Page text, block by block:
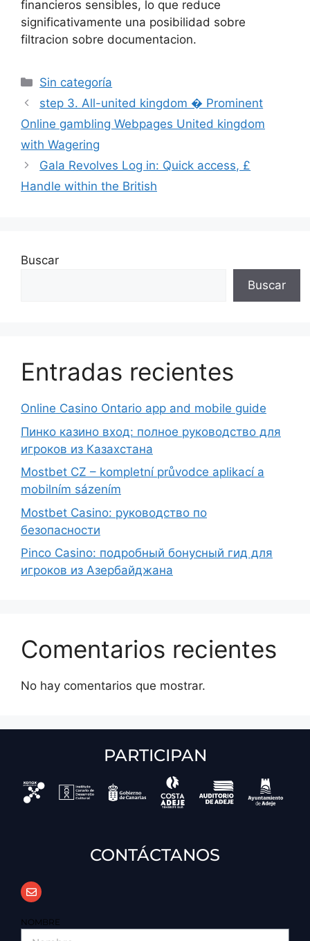
financieros sensibles, lo que reduce
significativamente una posibilidad sobre
filtracion sobre documentacion.
Sin categoría
step 3. All-united kingdom � Prominent
Online gambling Webpages United kingdom
with Wagering
Gala Revolves Log in: Quick access, £
Handle within the British
Buscar
Buscar
Entradas recientes
Online Casino Ontario app and mobile guide
Пинко казино вход: полное руководство для
игроков из Казахстана
Mostbet CZ – kompletní průvodce aplikací a
mobilním sázením
Mostbet Casino: руководство по
безопасности
Pinco Casino: подробный бонусный гид для
игроков из Азербайджана
Comentarios recientes
No hay comentarios que mostrar.
PARTICIPAN
CONTÁCTANOS
NOMBRE